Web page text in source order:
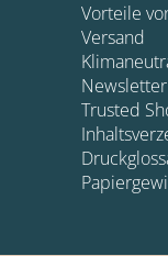
Vorteile
Versand
Trusted